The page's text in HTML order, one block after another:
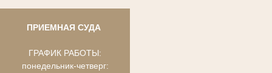
ПРИЕМНАЯ СУДА
ГРАФИК РАБОТЫ:
понедельник-четверг: